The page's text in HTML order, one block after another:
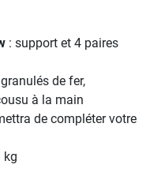
: support et 4 paires
de fer,
à la main
de compléter votre
kg